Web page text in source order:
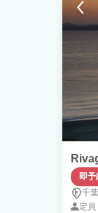
即予
千葉
定員